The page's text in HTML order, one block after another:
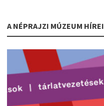
A NÉPRAJZI MÚZEUM HÍREI